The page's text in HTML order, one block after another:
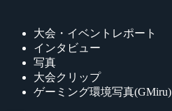
大会・イベントレポート
インタビュー
写真
大会クリップ
ゲーミング環境写真(GMiru)